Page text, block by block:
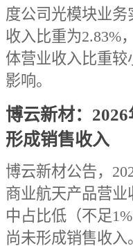
度公司光模块业务
收入比重为2.83%
体营业收入比重
影响。
博云新材：
形成销售收入
博云新材公告，
商业航天产品营业
中占比低（不足
尚未形成销售收